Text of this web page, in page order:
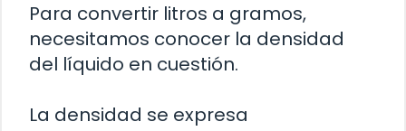
Para convertir litros a gramos,
necesitamos conocer la densidad
del líquido en cuestión.
La densidad se expresa